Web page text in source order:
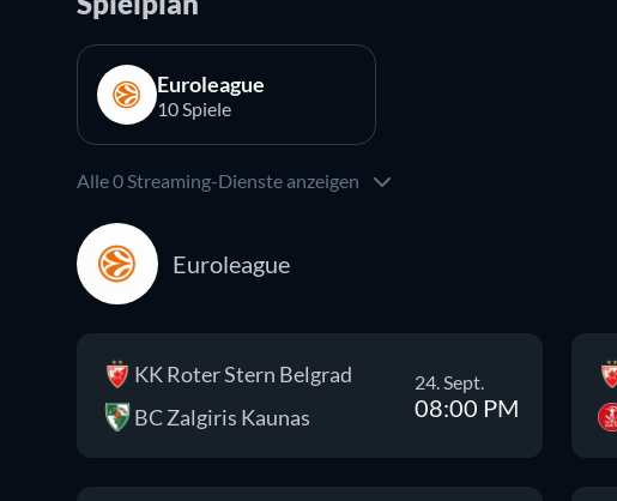
Euroleague
10 Spiele
Alle 0 Streaming-Dienste anzeigen
Euroleague
KK Roter Stern Belgrad
BC Zalgiris Kaunas
24. Sept.
08:00 PM